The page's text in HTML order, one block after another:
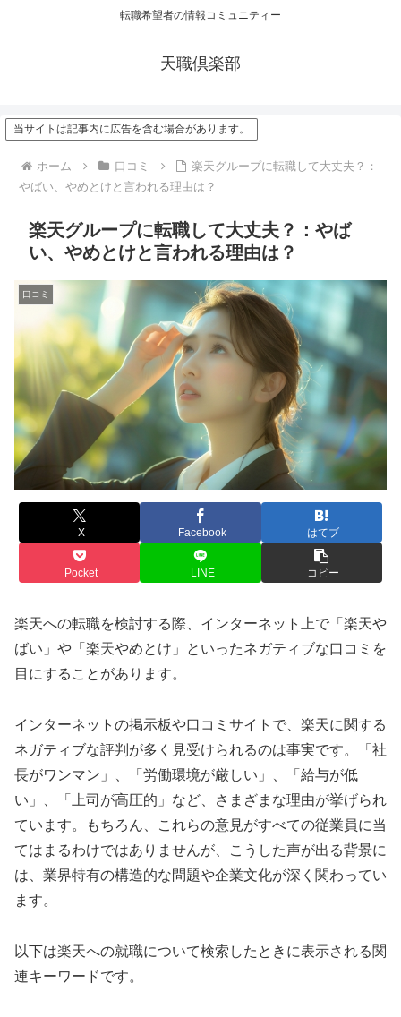
転職希望者の情報コミュニティー
天職倶楽部
当サイトは記事内に広告を含む場合があります。
ホーム 口コミ
楽天グループに転職して大丈夫？：
やばい、やめとけと言われる理由は？
楽天グループに転職して大丈夫？：やば
い、やめとけと言われる理由は？
口コミ
X Facebook はてブ
Pocket LINE コピー
楽天への転職を検討する際、インターネット上で「楽天や
ばい」や「楽天やめとけ」といったネガティブな口コミを
目にすることがあります。
インターネットの掲示板や口コミサイトで、楽天に関する
ネガティブな評判が多く見受けられるのは事実です。「社
長がワンマン」、「労働環境が厳しい」、「給与が低
い」、「上司が高圧的」など、さまざまな理由が挙げられ
ています。もちろん、これらの意見がすべての従業員に当
てはまるわけではありませんが、こうした声が出る背景に
は、業界特有の構造的な問題や企業文化が深く関わってい
ます。
以下は楽天への就職について検索したときに表示される関
連キーワードです。